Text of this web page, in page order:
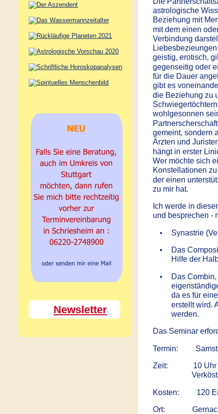
astrologische
Beziehung mit
mit dem einen
Verbindung
geistig, erotisch,
gegenseitig oder
für die Dauer
gibt es
die Beziehung zu
wohlgesonnen
gemeint, sondern
Ärzten und
hängt in erster
Wer möchte sich
Konstellationen
der einen
zu mir hat.
Ich werde in
und besprechen -
• Synastrie
•
Das
Hilfe der
•
Das
da es für
erstellt wird.
werden.
Das Seminar
Termin:
Zeit:
Kosten:         120
Ort:
Newsletter